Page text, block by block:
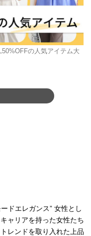
の人気アイテム大
ドエレガンス” 女性とし
ャリアを持った女性たち
レンドを取り入れた上品